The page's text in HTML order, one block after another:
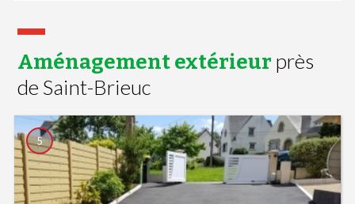
Aménagement extérieur près
de Saint-Brieuc
5